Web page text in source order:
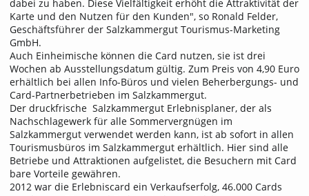
dabei zu haben. Diese Vielfältigkeit erhöht die Attraktivität der
Karte und den Nutzen für den Kunden", so Ronald Felder,
Geschäftsführer der Salzkammergut Tourismus-Marketing
GmbH.
Auch Einheimische können die Card nutzen, sie ist drei
Wochen ab Ausstellungsdatum gültig. Zum Preis von 4,90 Euro
erhältlich bei allen Info-Büros und vielen Beherbergungs- und
Card-Partnerbetrieben im Salzkammergut.
Der druckfrische Salzkammergut Erlebnisplaner, der als
Nachschlagewerk für alle Sommervergnügen im
Salzkammergut verwendet werden kann, ist ab sofort in allen
Tourismusbüros im Salzkammergut erhältlich. Hier sind alle
Betriebe und Attraktionen aufgelistet, die Besuchern mit Card
bare Vorteile gewähren.
2012 war die Erlebniscard ein Verkaufserfolg, 46.000 Cards